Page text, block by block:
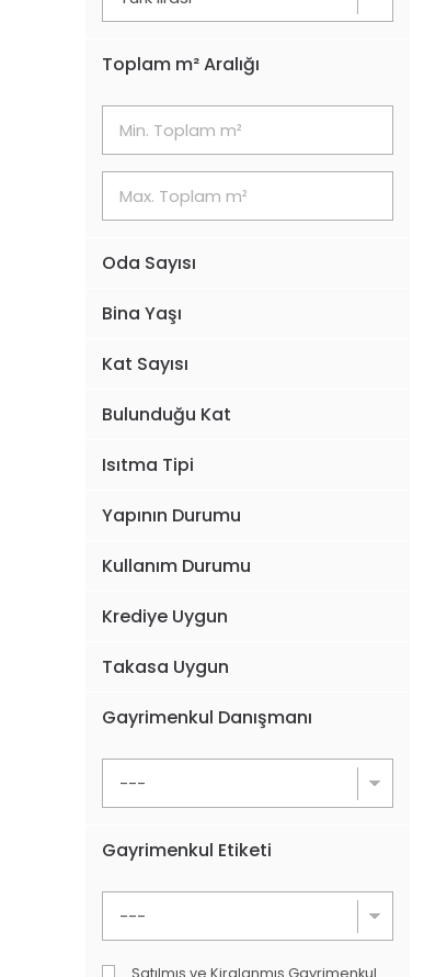
Toplam m² Aralığı
Oda Sayısı
Bina Yaşı
Kat Sayısı
Bulunduğu Kat
Isıtma Tipi
Yapının Durumu
Kullanım Durumu
Krediye Uygun
Takasa Uygun
Gayrimenkul Danışmanı
Gayrimenkul Etiketi
Satılmış ve Kiralanmış Gayrimenkul